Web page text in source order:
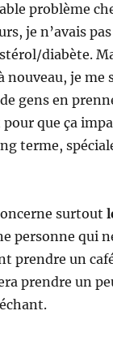
problème
je n’avais
diabète.
nouveau, je me
gens en
que ça
terme,
surtout
personne qui
prendre un
prendre un